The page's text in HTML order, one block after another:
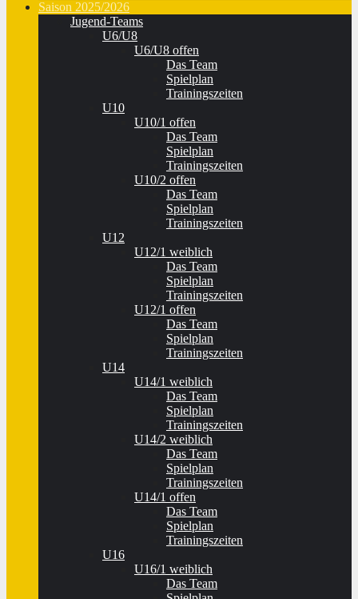
Saison 2025/2026
Jugend-Teams
U6/U8
U6/U8 offen
Das Team
Spielplan
Trainingszeiten
U10
U10/1 offen
Das Team
Spielplan
Trainingszeiten
U10/2 offen
Das Team
Spielplan
Trainingszeiten
U12
U12/1 weiblich
Das Team
Spielplan
Trainingszeiten
U12/1 offen
Das Team
Spielplan
Trainingszeiten
U14
U14/1 weiblich
Das Team
Spielplan
Trainingszeiten
U14/2 weiblich
Das Team
Spielplan
Trainingszeiten
U14/1 offen
Das Team
Spielplan
Trainingszeiten
U16
U16/1 weiblich
Das Team